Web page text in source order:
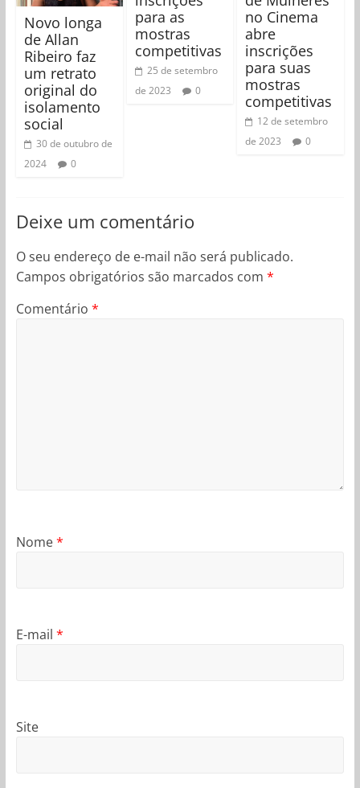
Novo longa
de Allan
Ribeiro faz
um retrato
original do
isolamento
social
30 de outubro de
2024
0
para as
mostras
competitivas
25 de setembro
de 2023
0
no Cinema
abre
inscrições
para suas
mostras
competitivas
12 de setembro
de 2023
0
Deixe um comentário
O seu endereço de e-mail não será publicado.
Campos obrigatórios são marcados com *
Comentário *
Nome*
E-mail *
Site